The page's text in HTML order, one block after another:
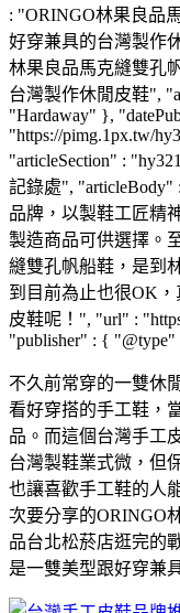
: "ORINGO林果良品
好穿兼具的台灣製作
林果良品馬克縫雙孔
台灣製作休閒皮鞋",
"Hardaway" },
"https://pimg.1px.tw/
"articleSection" :
記錄處",
品牌，以製鞋工匠精
製造商品可供選擇。
縫雙孔帆船鞋，是到
到目前為止也很OK
皮鞋呢！", "url" :
"publisher" : {
不久前常穿的一雙休
看好穿搭的手工鞋，
品。而這個台灣手工
台灣製鞋業式微，但
也讓喜歡手工鞋的人
次要分享的ORINGO
品台北松菸店逛完的
是一雙美型跟好穿兼